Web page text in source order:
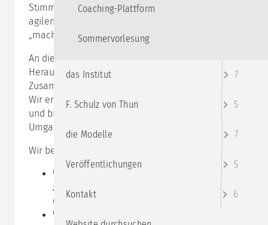
Stimmen und die Erfahrung, dass die Einführung von
agilen Methoden noch keine agilen Menschen
„macht“.
An diesem Tag wenden wir uns den
Herausforderungen und Problemen zu, die die
Zusammenarbeit in agilen Kontexten mit sich bringt.
Wir erklären, wie es zu diesen Phänomenen kommt
und bieten einen Überblick über hilfreiche
Umgangsmöglichkeiten.
Wir beschäftigen uns mit den Fragen:
Warum kommt man in agilen Kontexten
zwischenmenschlich schneller an seine
Grenzen?
Welche gruppendynamischen Verstrickungen
Coaching-Plattform
Sommervorlesung
das Institut 7
F. Schulz von Thun 5
die Modelle 7
Veröffentlichungen 5
Kontakt 6